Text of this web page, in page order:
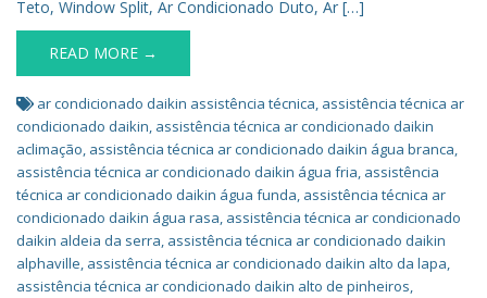
Teto, Window Split, Ar Condicionado Duto, Ar […]
READ MORE →
ar condicionado daikin assistência técnica, assistência técnica ar
condicionado daikin, assistência técnica ar condicionado daikin
aclimação, assistência técnica ar condicionado daikin água branca,
assistência técnica ar condicionado daikin água fria, assistência
técnica ar condicionado daikin água funda, assistência técnica ar
condicionado daikin água rasa, assistência técnica ar condicionado
daikin aldeia da serra, assistência técnica ar condicionado daikin
alphaville, assistência técnica ar condicionado daikin alto da lapa,
assistência técnica ar condicionado daikin alto de pinheiros,